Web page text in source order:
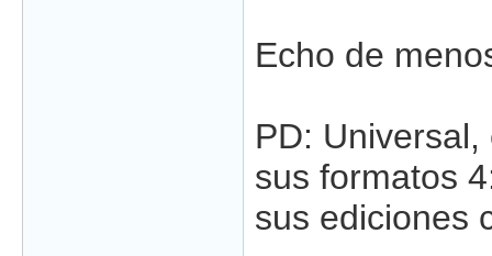
Echo de
PD:
sus formatos
sus ediciones